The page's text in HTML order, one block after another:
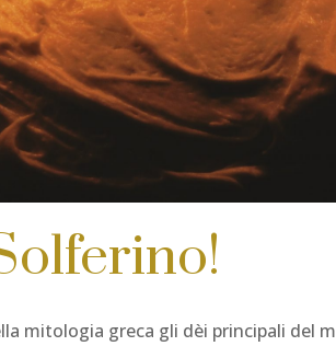
mitologia greca gli dèi principali del